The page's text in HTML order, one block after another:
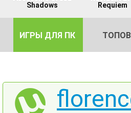
Shadows
Requiem
ИГРЫ ДЛЯ ПК